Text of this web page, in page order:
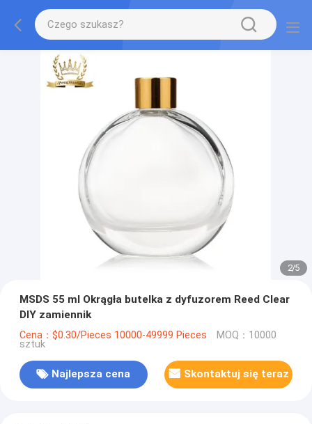
2/5
MSDS 55 ml Okrągła butelka z dyfuzorem Reed Clear
DIY zamiennik
Cena：$0.30/Pieces 10000-49999 Pieces MOQ：10000
sztuk
Najlepsza cena Skontaktuj się teraz